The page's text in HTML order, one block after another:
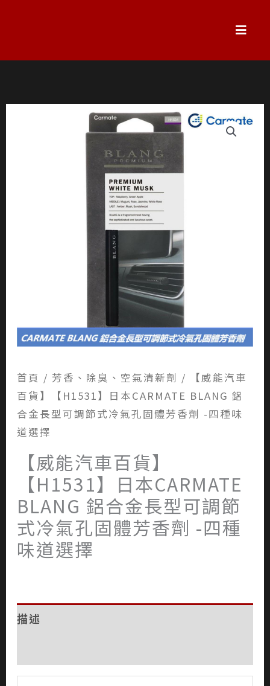
容
首頁 / 芳香、除臭、空氣清新劑 / 【威能汽車
百貨】【H1531】日本CARMATE BLANG 鋁
合金長型可調節式冷氣孔固體芳香劑 -四種味
道選擇
【威能汽車百貨】
【H1531】日本CARMATE
BLANG 鋁合金長型可調節
式冷氣孔固體芳香劑 -四種
味道選擇
描述